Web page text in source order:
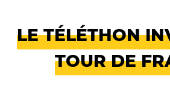
LE TÉLÉTHON
TOUR DE